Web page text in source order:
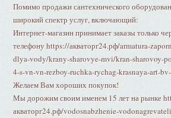
Помимо продажи сантехнического
широкий спектр услуг, включающий:
Интернет-магазин принимает заказы только
телефону https://акваторг24.рф/armatura-
dlya-vody/krany-sharovye-mvi/kran-sharovoy-
4-s-vn-vn-rezboy-ruchka-rychag-krasnaya-art-
Желаем Вам хороших покупок!
Мы дорожим своим именем 15 лет на рынке
акваторг24.рф/vodosnabzhenie-